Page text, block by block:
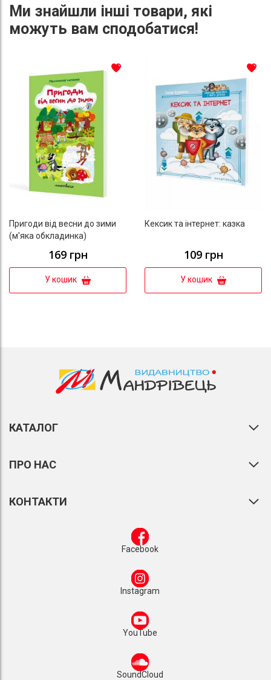
Ми знайшли інші товари, які
можуть вам сподобатися!
Пригоди від весни до зими
(м'яка обкладинка)
169 грн
У кошик
Кексик та інтернет: казка
109 грн
У кошик
КАТАЛОГ
ПРО НАС
КОНТАКТИ
Facebook
Instagram
YouTube
SoundCloud